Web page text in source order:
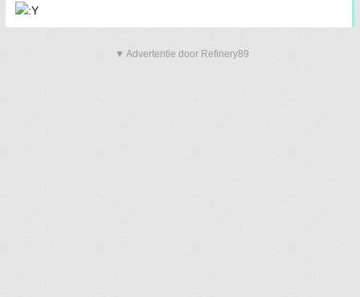
▼ Advertentie door Refinery89